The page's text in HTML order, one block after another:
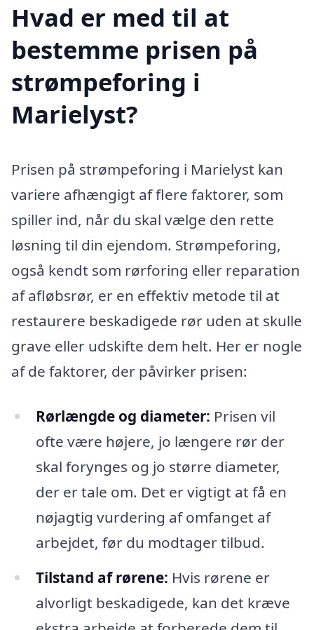
Hvad er med til at
bestemme prisen på
strømpeforing i
Marielyst?
Prisen på strømpeforing i Marielyst kan
variere afhængigt af flere faktorer, som
spiller ind, når du skal vælge den rette
løsning til din ejendom. Strømpeforing,
også kendt som rørforing eller reparation
af afløbsrør, er en effektiv metode til at
restaurere beskadigede rør uden at skulle
grave eller udskifte dem helt. Her er nogle
af de faktorer, der påvirker prisen:
Rørlængde og diameter: Prisen vil
ofte være højere, jo længere rør der
skal forynges og jo større diameter,
der er tale om. Det er vigtigt at få en
nøjagtig vurdering af omfanget af
arbejdet, før du modtager tilbud.
Tilstand af rørene: Hvis rørene er
alvorligt beskadigede, kan det kræve